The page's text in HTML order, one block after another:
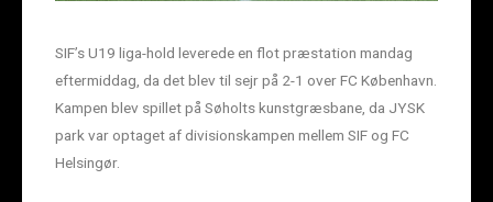
SIF’s U19 liga-hold leverede en flot præstation mandag
eftermiddag, da det blev til sejr på 2-1 over FC København.
Kampen blev spillet på Søholts kunstgræsbane, da JYSK
park var optaget af divisionskampen mellem SIF og FC
Helsingør.